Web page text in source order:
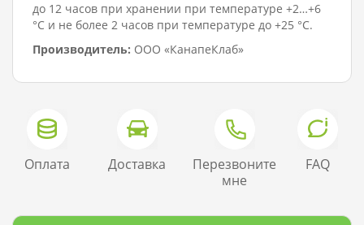
до 12 часов при хранении при температуре +2…+6
°C и не более 2 часов при температуре до +25 °C.
Производитель: ООО «КанапеКлаб»
Оплата Доставка
Перезвоните
мне
FAQ